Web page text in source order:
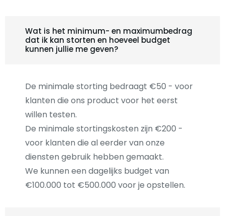
Wat is het minimum- en maximumbedrag
dat ik kan storten en hoeveel budget
kunnen jullie me geven?
De minimale storting bedraagt €50 - voor
klanten die ons product voor het eerst
willen testen.
De minimale stortingskosten zijn €200 -
voor klanten die al eerder van onze
diensten gebruik hebben gemaakt.
We kunnen een dagelijks budget van
€100.000 tot €500.000 voor je opstellen.